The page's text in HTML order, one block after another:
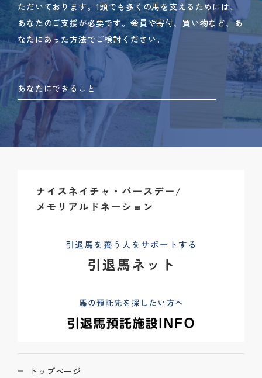
ただいております。 1頭でも多くの馬を支えるためには、
あなたのご支援が必要です。 会員や寄付、買い物など、あ
なたにあった方法でご検討ください。
あなたにできること
トップページ